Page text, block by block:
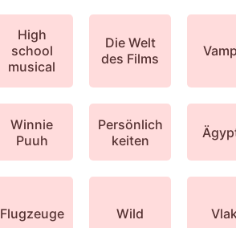
High
school
musical
Die Welt
des Films
Winnie
Puuh
Persönlich
keiten
Flugzeuge Wild